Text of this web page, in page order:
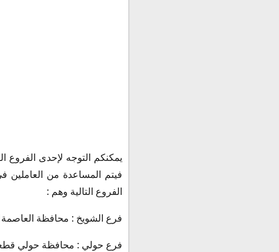
يمكنكم التوجه لإحدى الفروع
فيتم المساعدة من العاملين
الفروع التالية وهم :
فرع الشويخ : محافظة العاصمة
فرع حولي : محافظة حولي قطعة